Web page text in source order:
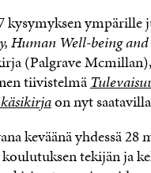
kysymyksen ympärille
Human Well-being
(Palgrave
tiivistelmä
on nyt
keväänä yhdessä 28
tekijän ja